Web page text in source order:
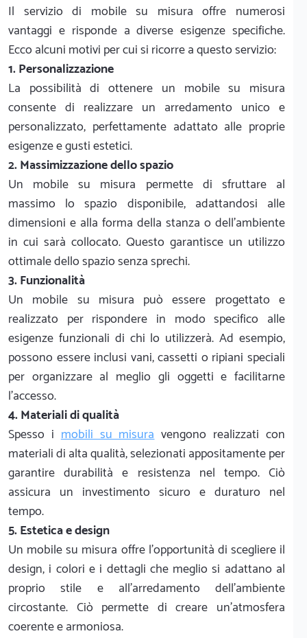
Il servizio di mobile su misura offre numerosi
vantaggi e risponde a diverse esigenze specifiche.
Ecco alcuni motivi per cui si ricorre a questo servizio:
1. Personalizzazione
La possibilità di ottenere un mobile su misura
consente di realizzare un arredamento unico e
personalizzato, perfettamente adattato alle proprie
esigenze e gusti estetici.
2. Massimizzazione dello spazio
Un mobile su misura permette di sfruttare al
massimo lo spazio disponibile, adattandosi alle
dimensioni e alla forma della stanza o dell'ambiente
in cui sarà collocato. Questo garantisce un utilizzo
ottimale dello spazio senza sprechi.
3. Funzionalità
Un mobile su misura può essere progettato e
realizzato per rispondere in modo specifico alle
esigenze funzionali di chi lo utilizzerà. Ad esempio,
possono essere inclusi vani, cassetti o ripiani speciali
per organizzare al meglio gli oggetti e facilitarne
l'accesso.
4. Materiali di qualità
Spesso imobili su misuravengono realizzati con
materiali di alta qualità, selezionati appositamente per
garantire durabilità e resistenza nel tempo. Ciò
assicura un investimento sicuro e duraturo nel
tempo.
5. Estetica e design
Un mobile su misura offre l'opportunità di scegliere il
design, i colori e i dettagli che meglio si adattano al
proprio stile e all'arredamento dell'ambiente
circostante. Ciò permette di creare un'atmosfera
coerente e armoniosa.